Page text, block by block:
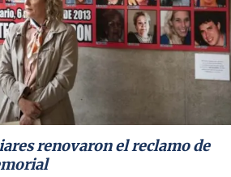
renovaron el reclamo de